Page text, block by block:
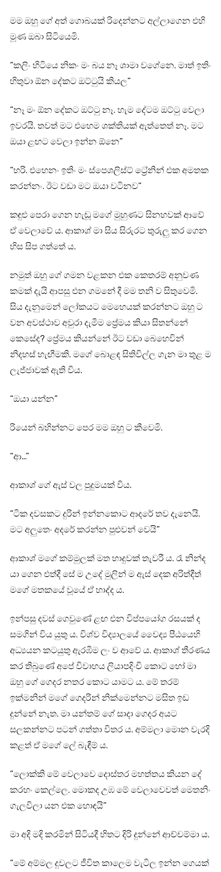
මම ඔහු ගේ අත් ගොබයක් රිදෙන්නට අල්ලාගෙන එහි
මූණ ඔබා සිටියෙමි.
“කලිං හිටියෙ නිකං මං බය නෑ ශාමා වගේනෙ. මාත් ඉතිං
හිතුවා ඕන දේකට ඔට්ටුයි කියල”
“නෑ මං ඕන දේකට ඔට්ටු නෑ. හැම දේටම ඔට්ටු වෙලා
ඉවරයි. තවත් මට එහෙම ශක්තියක් ඇත්තෙත් නෑ. මට
ඔයා ළඟට වෙලා ඉන්න ඕනෙ”
“හරි. එහෙනං ඉතිං මං ස්පෙශලිස්ට් ට්‍රේනින් එක අමතක
කරන්නං. ඊට වඩා මට ඔයා වටිනව”
කඳුළු පෙරා ගෙන හැඬූ මගේ මුහුණට සිනහවක් ආවේ
ඒ වෙලාවේ ය. ආකාශ් මා සිය සිරුරට තුරුලු කර ගෙන
හිස සිප ගත්තේ ය.
නමුත් ඔහු ගේ ගමන වළකන එක කෙතරම් අනුවණ
කමක් දැයි ආපසු එන ගමනේ දී මම තනි ව සිතුවෙමි.
සිය දැනුමෙන් ලෝකයට මෙහෙයක් කරන්නට ඔහු ට
වන අවස්ථාව අවුරා දැමීම ප්‍රේමය කියා සිතන්නේ
කෙසේද? ප්‍රේමය කියන්නේ ඊට වඩා බෙහෙවින්
නිදහස් හැඟීමකි. මගේ බොළඳ සිතිවිල්ල ගැන මා තුළ ම
ලැජ්ජාවක් ඇති විය.
“ඔයා යන්න”
රියෙන් බහින්නට පෙර මම ඔහු ට කීවෙමි.
“ආ…”
ආකාශ් ගේ ඇස් වල පුදුමයක් විය.
“ටික දවසකට දුරින් ඉන්නකොට ආදරේ තව දැනෙයි.
මට අලුතෙං අදරේ කරන්න පුළුවන් වෙයි”
ආකාශ් මගේ කම්මුලක් මත හාදුවක් තැවරී ය. රෑ නින්ද
යා ගෙන එත්දී සේ ම උදේ මුලින් ම ඇස් දෙක අරිත්දීත්
මගේ මතකයේ වූයේ ඒ හාද්ද ය.
ඉන්පසු දවස් ගෙවුණේ ළඟ එන විප්පයෝග රසයක් ද
සමගින් විය යුතු ය. විශ්ව විද්‍යාලයේ වෛද්‍ය පීඨයෙහි
අධ්‍යයන කටයුතු ඇරඹීම ලං ව ආවේ ය. ආකාශ් තීරණය
කර තිබුණේ අපේ විවාහය ලියාපදිංචි කොට හෝ මා
ඔහු ගේ ගෙදර නතර කොට යාමට ය. මේ තරම්
ඉක්මනින් මගේ ගෙදරින් නික්මෙන්නට මසිත ඉඩ
දුන්නේ නැත. මා යන්තම් ගේ සාදා ගෙදර අයට
සලකන්නට පටන් ගත්තා විතර ය. අම්මලා මොන වැරදි
කළත් ඒ මගේ ලේ බැඳීම් ය.
“ලොක්කි මේ වෙලාවෙ දොස්තර මහත්තය කියන දේ
කරහං කෙල්ලෙ. මොකද උඹ මේ වෙලාවෙවත් මෙතනිං
ගැලවිලා යන එක හොඳයි”
මා අදි මදි කරමින් සිටියදී හිතට දිරි දුන්නේ ආච්චම්මා ය.
“මේ අම්මල දුවලට ජීවිත කාලෙම වැටිල ඉන්න ගෙයක්